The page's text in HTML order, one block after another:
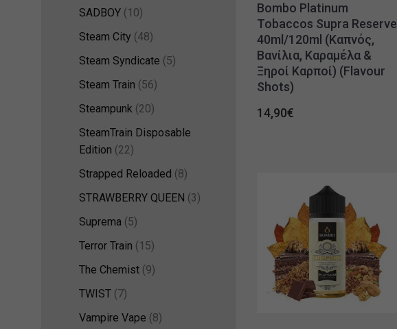
SADBOY (10)
Steam City (48)
Steam Syndicate (5)
Steam Train (56)
Steampunk (20)
SteamTrain Disposable
Edition (22)
Strapped Reloaded (8)
STRAWBERRY QUEEN (3)
Suprema (5)
Terror Train (15)
The Chemist (9)
TWIST (7)
Vampire Vape (8)
Bombo Platinum
Tobaccos Supra Reserve
40ml/120ml (Καπνός,
Βανίλια, Καραμέλα &
Ξηροί Καρποί) (Flavour
Shots)
14,90€